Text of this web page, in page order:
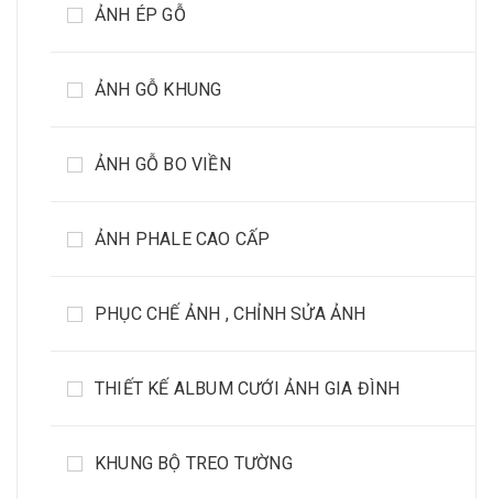
ẢNH ÉP GỖ
ẢNH GỖ KHUNG
ẢNH GỖ BO VIỀN
ẢNH PHALE CAO CẤP
PHỤC CHẾ ẢNH , CHỈNH SỬA ẢNH
THIẾT KẾ ALBUM CƯỚI ẢNH GIA ĐÌNH
KHUNG BỘ TREO TƯỜNG